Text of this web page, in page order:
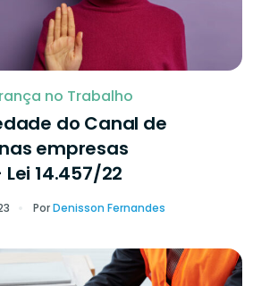
no Trabalho
do Canal de
empresas
14.457/22
PorDenisson Fernandes